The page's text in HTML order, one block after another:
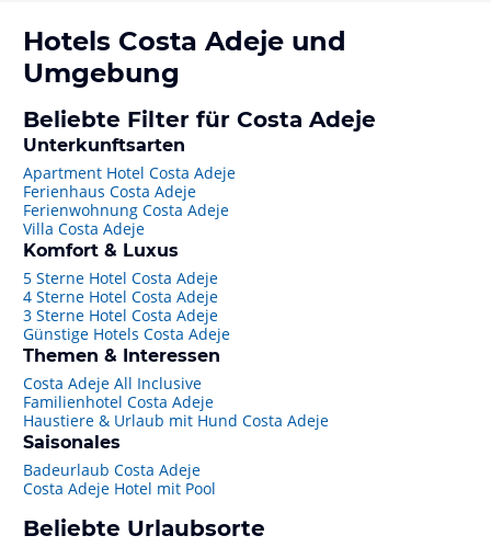
Hotels Costa Adeje und
Umgebung
Beliebte Filter für Costa Adeje
Unterkunftsarten
Apartment Hotel Costa Adeje
Ferienhaus Costa Adeje
Ferienwohnung Costa Adeje
Villa Costa Adeje
Komfort & Luxus
5 Sterne Hotel Costa Adeje
4 Sterne Hotel Costa Adeje
3 Sterne Hotel Costa Adeje
Günstige Hotels Costa Adeje
Themen & Interessen
Costa Adeje All Inclusive
Familienhotel Costa Adeje
Haustiere & Urlaub mit Hund Costa Adeje
Saisonales
Badeurlaub Costa Adeje
Costa Adeje Hotel mit Pool
Beliebte Urlaubsorte